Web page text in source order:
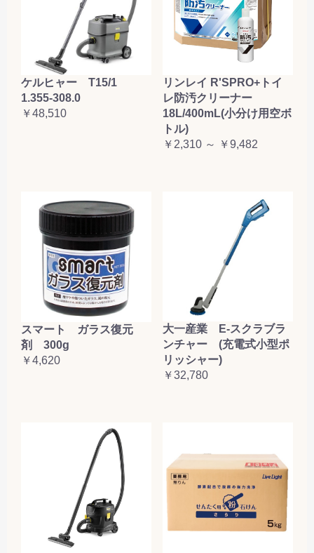
ケルヒャー T15/1
1.355-308.0
￥48,510
リンレイ R'SPRO+トイ
レ防汚クリーナー
18L/400mL(小分け用空ボ
トル)
￥2,310 ～ ￥9,482
スマート ガラス復元
剤 300g
￥4,620
大一産業 E-スクラブラ
ンチャー (充電式小型ポ
リッシャー)
￥32,780